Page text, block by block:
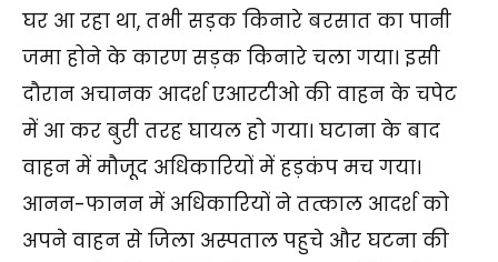
घर आ रहा था, तभी सड़क किनारे बरसात का पानी
जमा होने के कारण सड़क किनारे चला गया। इसी
दौरान अचानक आदर्श एआरटीओ की वाहन के चपेट
में आ कर बुरी तरह घायल हो गया। घटाना के बाद
वाहन में मौजूद अधिकारियों में हड़कंप मच गया।
आनन-फानन में अधिकारियों ने तत्काल आदर्श को
अपने वाहन से जिला अस्पताल पहुचे और घटना की